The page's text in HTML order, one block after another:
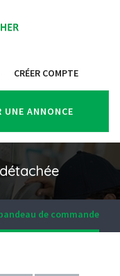
CRÉER COMPTE
UNE ANNONCE
de commande